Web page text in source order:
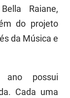
Raiane,
do projeto
da Música e
possui
Cada uma